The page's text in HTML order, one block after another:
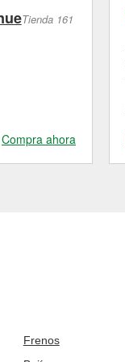
Tienda 161
Compra ahora
Frenos